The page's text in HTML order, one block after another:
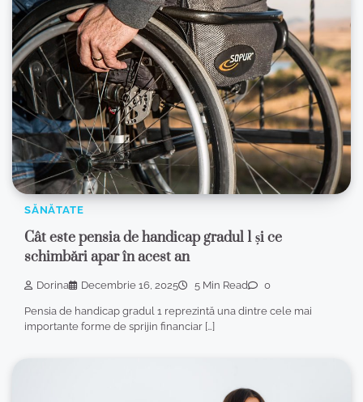
SĂNĂTATE
Cât este pensia de handicap gradul 1 și ce
schimbări apar în acest an
Dorina Decembrie 16, 2025 5 Min Read 0
Pensia de handicap gradul 1 reprezintă una dintre cele mai
importante forme de sprijin financiar […]